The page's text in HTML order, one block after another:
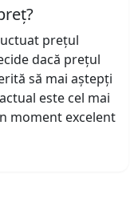
prețul
dacă prețul
să mai aștepți
este cel mai
moment excelent